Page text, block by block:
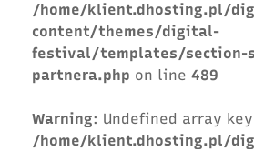
/home/klient.dhosting.pl/
content/themes/digital-
festival/templates/section-
partnera.php on line 489
Warning: Undefined array
/home/klient.dhosting.pl/